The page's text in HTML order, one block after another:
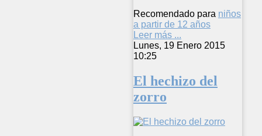
Recomendado para niños
a partir de 12 años
Leer más ...
Lunes, 19 Enero 2015
10:25
El hechizo del
zorro